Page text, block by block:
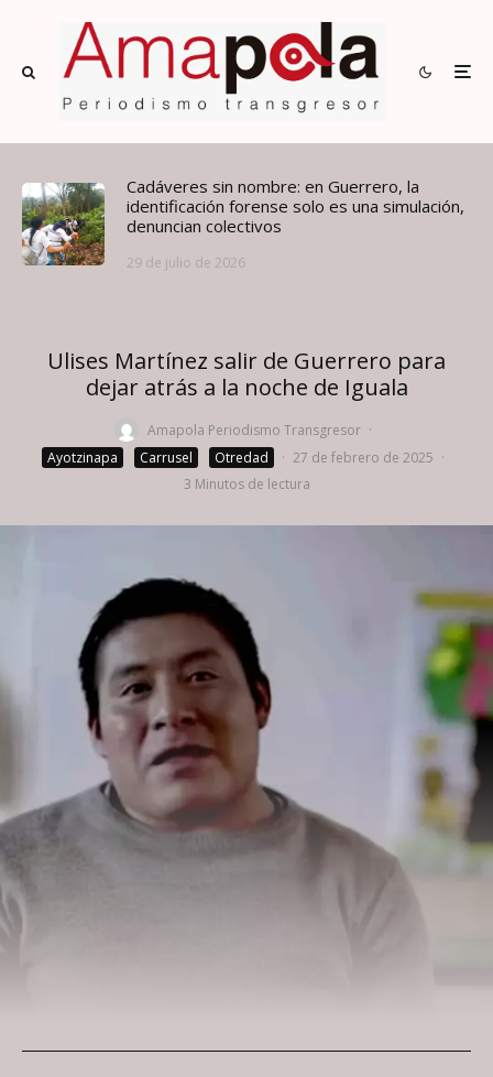
Cadáveres sin nombre: en Guerrero, la
identificación forense solo es una simulación,
denuncian colectivos
29 de julio de 2026
Ulises Martínez salir de Guerrero para
dejar atrás a la noche de Iguala
Amapola Periodismo Transgresor ·
Ayotzinapa
Carrusel Otredad · 27 de febrero de 2025 ·
3 Minutos de lectura